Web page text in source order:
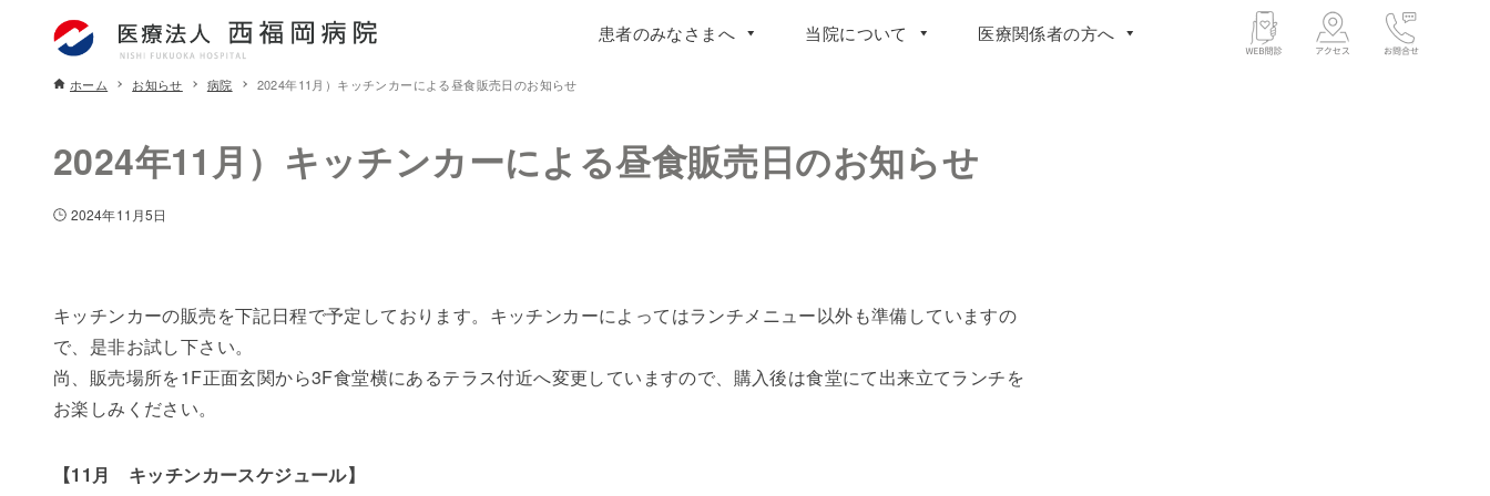
患者のみなさまへ 当院について 医療関係者の方へ
ホーム お知らせ 病院 2024年11月）キッチンカーによる昼食販売日のお知らせ
2024年11月）キッチンカーによる昼食販売日のお知らせ
2024年11月5日
キッチンカーの販売を下記日程で予定しております。キッチンカーによってはランチメニュー以外も準備していますの
で、是非お試し下さい。
尚、販売場所を1F正面玄関から3F食堂横にあるテラス付近へ変更していますので、購入後は食堂にて出来立てランチを
お楽しみください。
【11月 キッチンカースケジュール】